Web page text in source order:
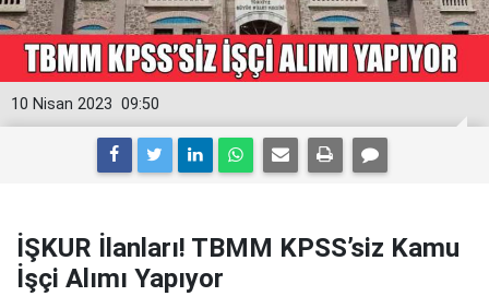
09:50
10 Nisan 2023
İŞKUR İlanları! TBMM KPSS’siz Kamu
İşçi Alımı Yapıyor